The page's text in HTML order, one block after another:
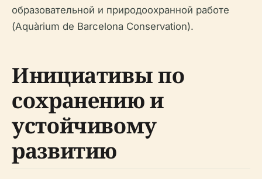
образовательной и природоохранной работе
(Aquàrium de Barcelona Conservation).
Инициативы по
сохранению и
устойчивому
развитию